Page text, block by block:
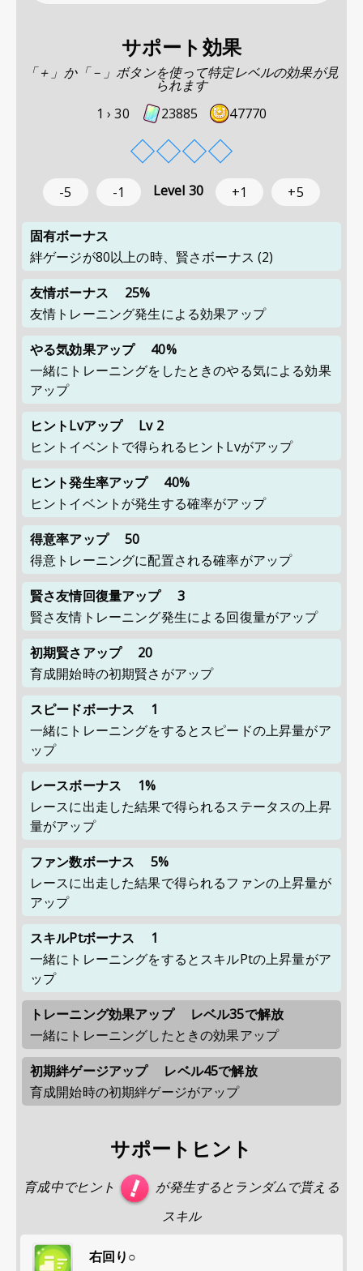
サポート効果
「＋」か「－」ボタンを使って特定レベルの効果が見
られます
1 ›30 23885 47770
◇◇◇◇
-5 -1 Level 30 +1 +5
固有ボーナス
絆ゲージが80以上の時、賢さボーナス (2)
友情ボーナス
25%
友情トレーニング発生による効果アップ
やる気効果アップ
40%
一緒にトレーニングをしたときのやる気による効果
アップ
ヒントLvアップ
Lv 2
ヒントイベントで得られるヒントLvがアップ
ヒント発生率アップ
40%
ヒントイベントが発生する確率がアップ
得意率アップ
50
得意トレーニングに配置される確率がアップ
賢さ友情回復量アップ
3
賢さ友情トレーニング発生による回復量がアップ
初期賢さアップ
20
育成開始時の初期賢さがアップ
スピードボーナス
1
一緒にトレーニングをするとスピードの上昇量がア
ップ
レースボーナス
1%
レースに出走した結果で得られるステータスの上昇
量がアップ
ファン数ボーナス
5%
レースに出走した結果で得られるファンの上昇量が
アップ
スキルPtボーナス
1
一緒にトレーニングをするとスキルPtの上昇量がア
ップ
トレーニング効果アップ
レベル35で解放
一緒にトレーニングしたときの効果アップ
初期絆ゲージアップ
レベル45で解放
育成開始時の初期絆ゲージがアップ
サポートヒント
育成中でヒント
が発生するとランダムで貰える
スキル
右回り○